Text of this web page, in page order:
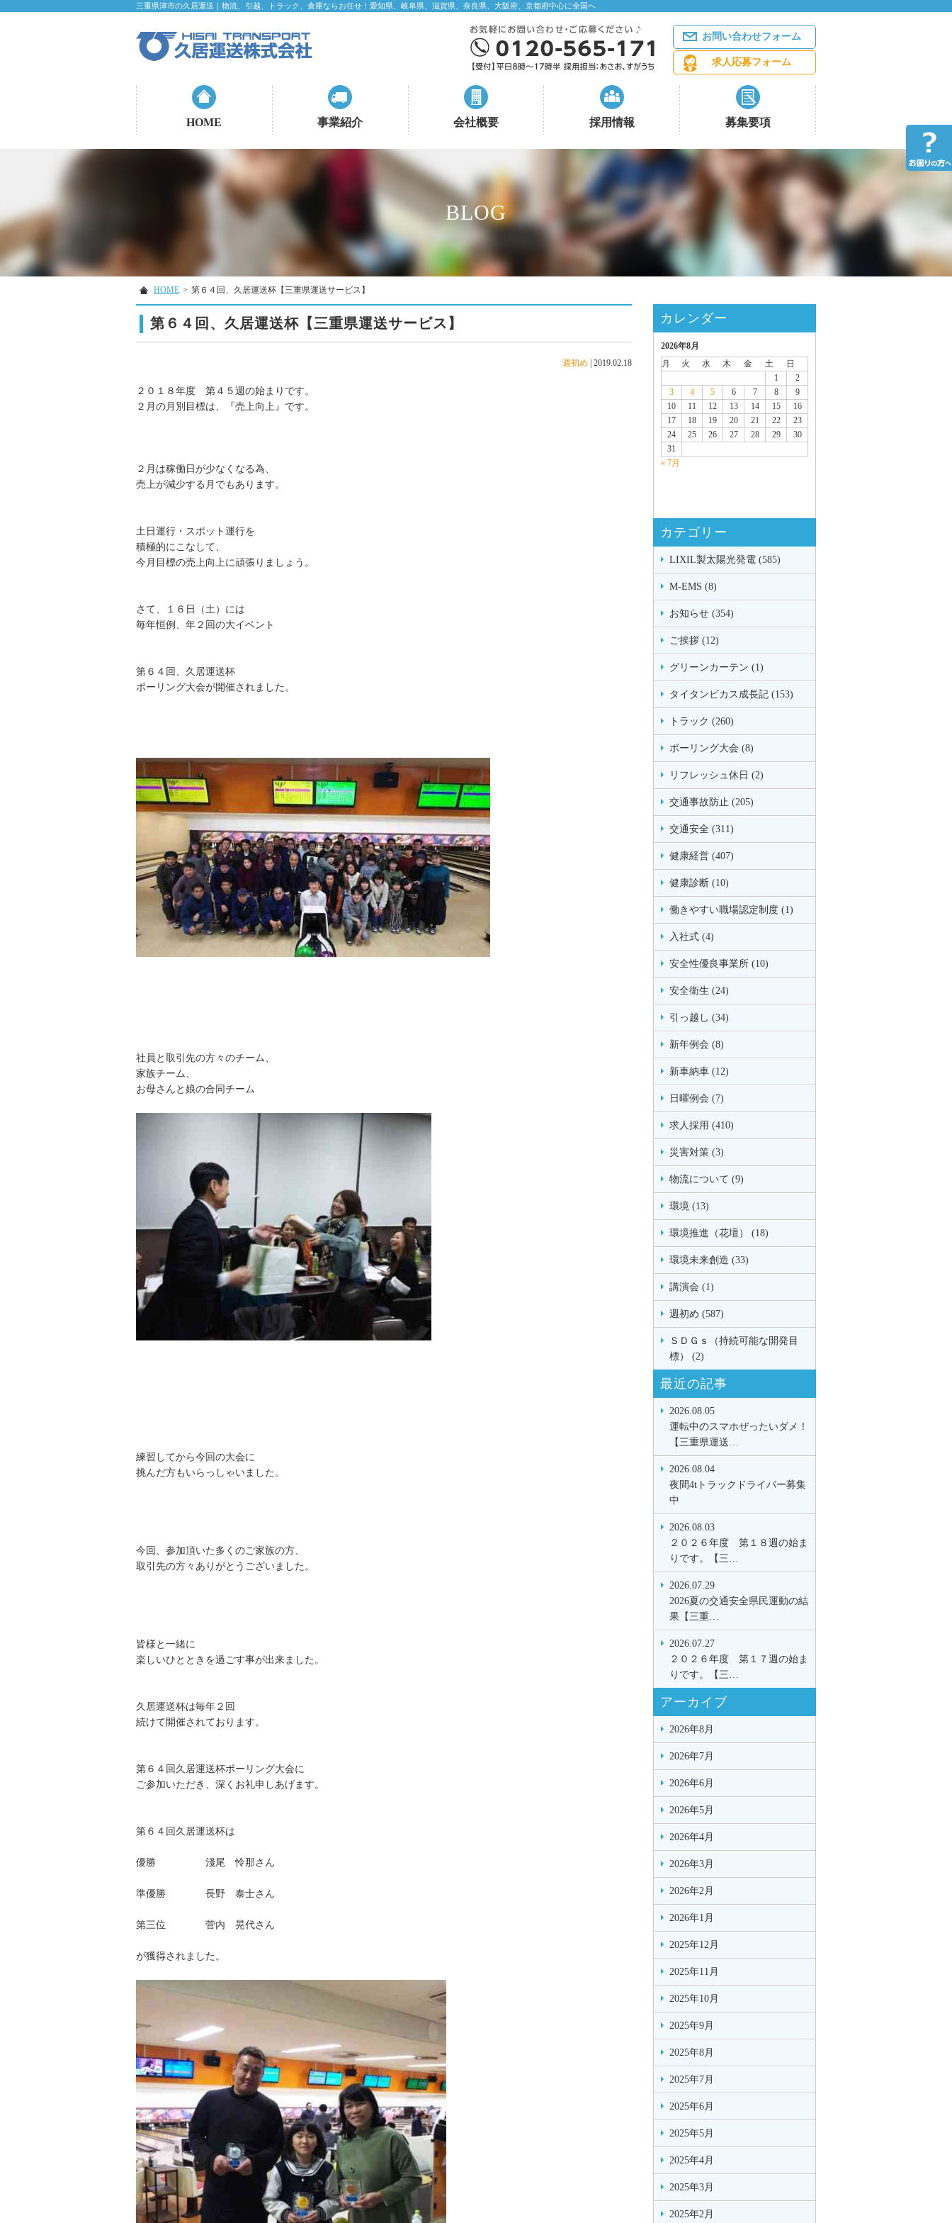
三重県津市の久居運送｜物流、引越、トラック、倉庫ならお任せ！愛知県、岐阜県、滋賀県、奈良県、大阪府、京都府中心に全国へ
お問い合わせフォーム
求人応募フォーム
HOME 事業紹介 会社概要 採用情報 募集要項
BLOG
HOME > 第６４回、久居運送杯【三重県運送サービス】
第６４回、久居運送杯【三重県運送サービス】
週初め 2019.02.18
２０１８年度 第４５週の始まりです。
２月の月別目標は、『売上向上』です。
２月は稼働日が少なくなる為、
売上が減少する月でもあります。
土日運行・スポット運行を
積極的にこなして、
今月目標の売上向上に頑張りましょう。
さて、１６日（土）には
毎年恒例、年２回の大イベント
第６４回、久居運送杯
ボーリング大会が開催されました。
社員と取引先の方々のチーム、
家族チーム、
お母さんと娘の合同チーム
練習してから今回の大会に
挑んだ方もいらっしゃいました。
今回、参加頂いた多くのご家族の方、
取引先の方々ありがとうございました。
皆様と一緒に
楽しいひとときを過ごす事が出来ました。
久居運送杯は毎年２回
続けて開催されております。
第６４回久居運送杯ボーリング大会に
ご参加いただき、深くお礼申しあげます。
第６４回久居運送杯は
優勝 淺尾 怜那さん
準優勝 長野 泰士さん
第三位 菅内 晃代さん
が獲得されました。
カレンダー
2026年8月
月
火 水 木 金 土
日
1
2
3
4 5 6 7 8
9
10
11 12 13 14 15
16
17
18 19 20 21 22
23
24
25 26 27 28 29
30
31
« 7月
カテゴリー
LIXIL製太陽光発電 (585)
M-EMS (8)
お知らせ (354)
ご挨拶 (12)
グリーンカーテン (1)
タイタンビカス成長記 (153)
トラック (260)
ボーリング大会 (8)
リフレッシュ休日 (2)
交通事故防止 (205)
交通安全 (311)
健康経営 (407)
健康診断 (10)
働きやすい職場認定制度 (1)
入社式 (4)
安全性優良事業所 (10)
安全衛生 (24)
引っ越し (34)
新年例会 (8)
新車納車 (12)
日曜例会 (7)
求人採用 (410)
災害対策 (3)
物流について (9)
環境 (13)
環境推進（花壇） (18)
環境未来創造 (33)
講演会 (1)
週初め (587)
ＳＤＧｓ（持続可能な開発目
標） (2)
最近の記事
2026.08.05
運転中のスマホぜったいダメ！
【三重県運送…
2026.08.04
夜間4tトラックドライバー募集
中
2026.08.03
２０２６年度 第１８週の始ま
りです。【三…
2026.07.29
2026夏の交通安全県民運動の結
果【三重…
2026.07.27
２０２６年度 第１７週の始ま
りです。【三…
アーカイブ
2026年8月
2026年7月
2026年6月
2026年5月
2026年4月
2026年3月
2026年2月
2026年1月
2025年12月
2025年11月
2025年10月
2025年9月
2025年8月
2025年7月
2025年6月
2025年5月
2025年4月
2025年3月
2025年2月